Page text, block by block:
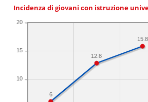
Incidenza di giovani con istruzione
10
15
20
15.8
12.8
6